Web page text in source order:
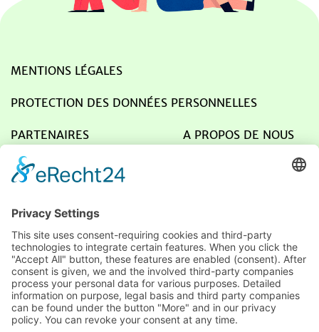
MENTIONS LÉGALES
PROTECTION DES DONNÉES PERSONNELLES
PARTENAIRES A PROPOS DE NOUS
NOUS CONTACTER